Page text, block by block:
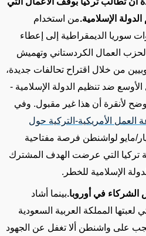
الإسلامية.من استخدام
سوريا الديمقراطية إلى إعطاء
لحزب العمال الكردستاني وتهميش
من خلال اقتراح تحالفات جديدة،
الأوسع ضد تنظيم الدولة الإسلامية -
لأنقرة أن هذا غير مقبول. وفي
العمل الأمريكية-التركية حول
مايو لواشنطن فرصة مفتاحية
تركيا التي عرضت الهدف المشترك
الإسلامية للخطر .
الشركاء في أوروبا.بينما أشاد
لعبتها المملكة العربية السعودية
على واشنطن ألا تغفل عن الجهود